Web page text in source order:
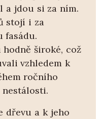
jdou si za ním.
stojí i za
fasádu.
široké, což
vzhledem k
ročního
nestálosti.
dřevu a k jeho